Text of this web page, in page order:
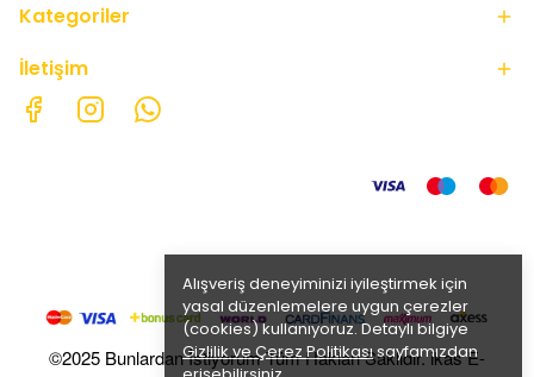
Alışveriş deneyiminizi iyileştirmek için
yasal düzenlemelere uygun çerezler
(cookies) kullanıyoruz. Detaylı bilgiye
Gizlilik ve Çerez Politikasısayfamızdan
Kategoriler
İletişim
©2025 Bunlardan İstiyorum Tüm Hakları Saklıdır. ikas E-